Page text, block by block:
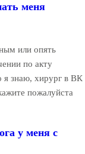
меня
или опять
по акту
я знаю, хирург в ВК
пожалуйста
у меня с